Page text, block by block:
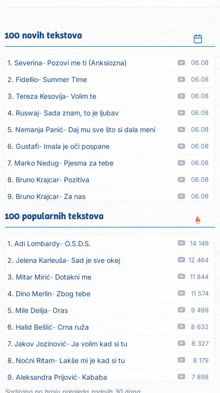
100 novih tekstova
1. Severina Pozovi me ti (Anksiozna) 06.08
2. Fidellio Summer Time 06.08
3. Tereza Kesovija Volim te 06.08
4. Ruswaj Sada znam, to je ljubav 06.08
5. Nemanja Panić Daj mu sve što si dala meni 06.08
6. Gustafi Imala je oči pospane 06.08
7. Marko Nedug Pjesma za tebe 06.08
8. Bruno Krajcar Pozitiva 06.08
9. Bruno Krajcar Za nas 06.08
10. Tereza Kesovija Da li ću moći
11. Lidija Bačić Neka se vino toči (Nazdravlje) 06.08
12. Karin Kuljanić Nisi zavridel 06.08
13. Tamara Brusić Nigdi ni lipo ko doma 06.08
14. Tamara Brusić Biž´mo ća 06.08
15. Rusko Richie Bila si, bila 06.08
16. Rusko Richie Ti i ja 06.08
17. Azra Husarkić Ako treba 06.08
18. Azra Husarkić Ljubavnice 06.08
19. Azra Husarkić Zakon jačeg 06.08
20. Azra Husarkić Premalo 06.08
100 popularnih tekstova
1. Adi Lombardy O.S.D.S. 14 149
2. Jelena Karleuša Sad je sve okej 12 464
3. Mitar Mirić Dotakni me 11 844
4. Dino Merlin Zbog tebe 11 574
5. Mile Delija Oras 9 499
6. Halid Bešlić Crna ruža 8 632
7. Jakov Jozinović Ja volim kad si tu 8 327
8. Noćni Ritam Lakše mi je kad si tu 8 179
9. Aleksandra Prijović Kababa 7 898